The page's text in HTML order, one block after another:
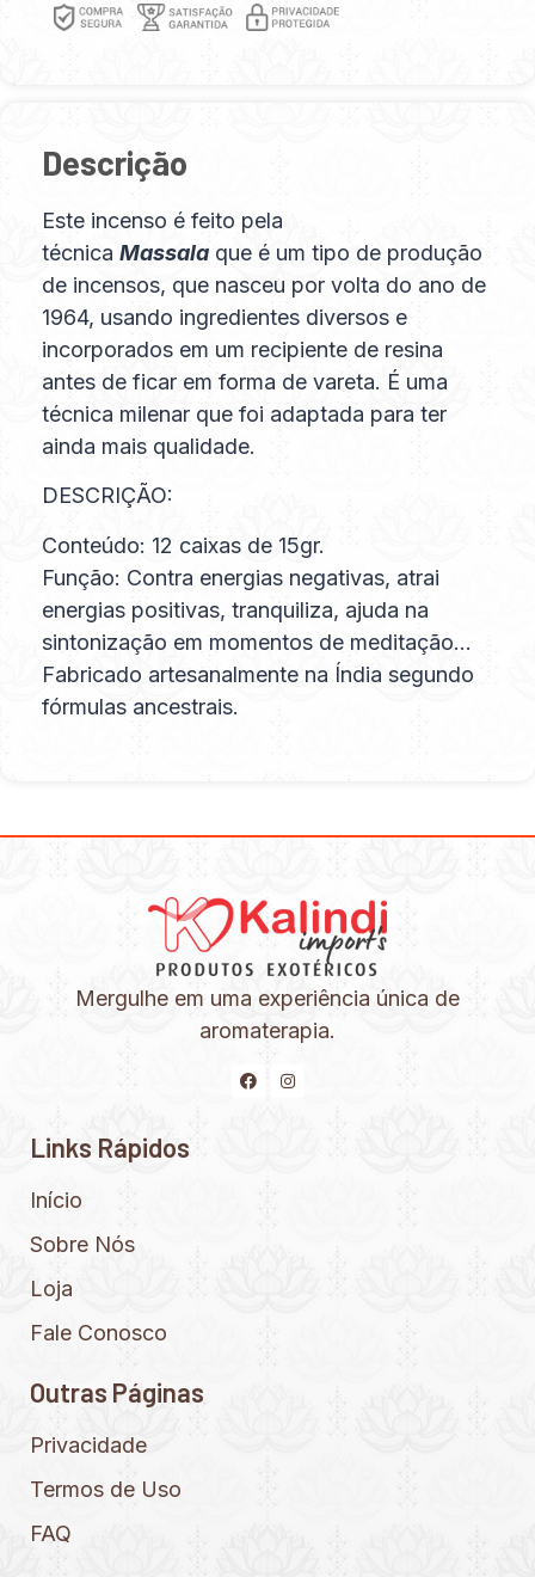
Descrição
Este incenso é feito pela
técnica Massala que é um tipo de produção
de incensos, que nasceu por volta do ano de
1964, usando ingredientes diversos e
incorporados em um recipiente de resina
antes de ficar em forma de vareta. É uma
técnica milenar que foi adaptada para ter
ainda mais qualidade.
DESCRIÇÃO:
Conteúdo: 12 caixas de 15gr.
Função: Contra energias negativas, atrai
energias positivas, tranquiliza, ajuda na
sintonização em momentos de meditação…
Fabricado artesanalmente na Índia segundo
fórmulas ancestrais.
Mergulhe em uma experiência única de
aromaterapia.
Links Rápidos
Início
Sobre Nós
Loja
Fale Conosco
Outras Páginas
Privacidade
Termos de Uso
FAQ